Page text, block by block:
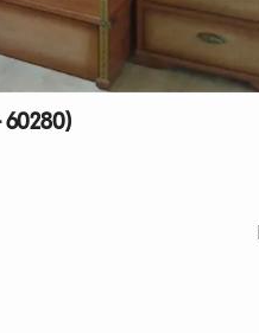
60280)